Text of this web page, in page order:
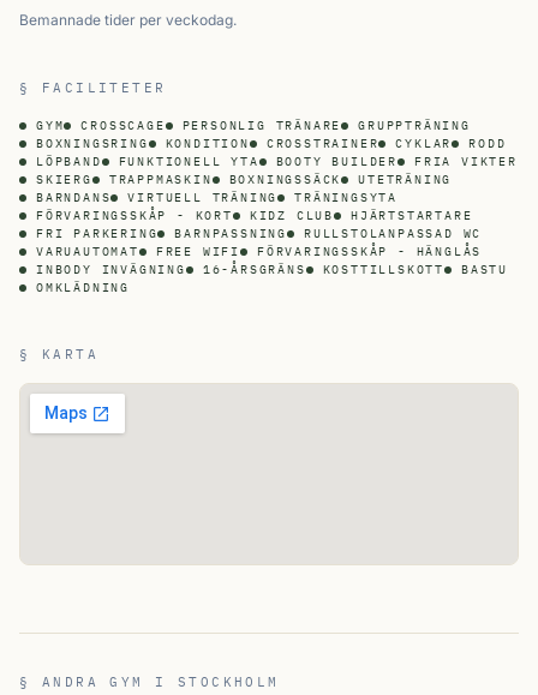
Bemannade tider per veckodag.
§ FACILITETER
GYM CROSSCAGE PERSONLIG TRÄNARE
GRUPPTRÄNING
BOXNINGSRING
KONDITION CROSSTRAINER CYKLAR
RODD
LÖPBAND
FUNKTIONELL YTA BOOTY BUILDER
FRIA VIKTER
SKIERG
TRAPPMASKIN BOXNINGSSÄCK
UTETRÄNING
BARNDANS
VIRTUELL TRÄNING
TRÄNINGSYTA
FÖRVARINGSSKÅP - KORT
KIDZ CLUB
HJÄRTSTARTARE
FRI PARKERING
BARNPASSNING
RULLSTOLANPASSAD WC
VARUAUTOMAT
FREE WIFI
FÖRVARINGSSKÅP - HÄNGLÅS
INBODY INVÄGNING
16-ÅRSGRÄNS KOSTTILLSKOTT
BASTU
OMKLÄDNING
§ KARTA
§ ANDRA GYM I STOCKHOLM